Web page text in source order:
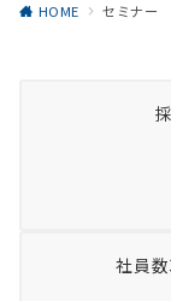
HOME セミナー
社員